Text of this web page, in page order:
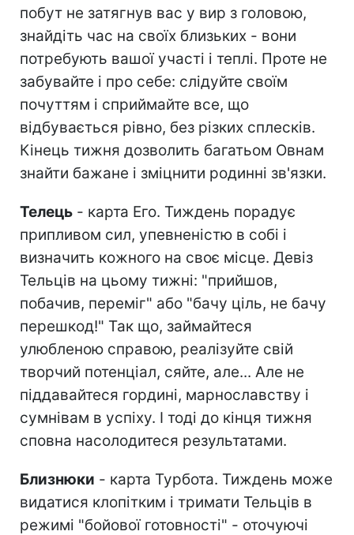
побут не затягнув вас у вир з головою,
знайдіть час на своїх близьких - вони
потребують вашої участі і теплі. Проте не
забувайте і про себе: слідуйте своїм
почуттям і сприймайте все, що
відбувається рівно, без різких сплесків.
Кінець тижня дозволить багатьом Овнам
знайти бажане і зміцнити родинні зв'язки.
Телець - карта Его. Тиждень порадує
припливом сил, упевненістю в собі і
визначить кожного на своє місце. Девіз
Тельців на цьому тижні: "прийшов,
побачив, переміг" або "бачу ціль, не бачу
перешкод!" Так що, займайтеся
улюбленою справою, реалізуйте свій
творчий потенціал, сяйте, але... Але не
піддавайтеся гордині, марнославству і
сумнівам в успіху. І тоді до кінця тижня
сповна насолодитеся результатами.
Близнюки - карта Турбота. Тиждень може
видатися клопітким і тримати Тельців в
режимі "бойової готовності" - оточуючі